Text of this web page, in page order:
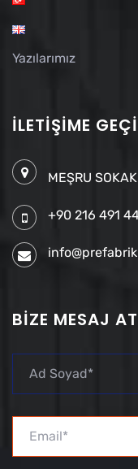
Yazılarımız
İLETIŞIME
MEŞRU
+90 216 491
BIZE MESAJ